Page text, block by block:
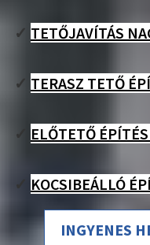
✓ TETŐJAVÍTÁS
✓ TERASZ TETŐ
✓ ELŐTETŐ
✓ KOCSIBEÁLLÓ
INGYENES